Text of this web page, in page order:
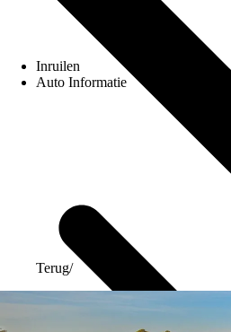
Inruilen
Auto Informatie
Terug/